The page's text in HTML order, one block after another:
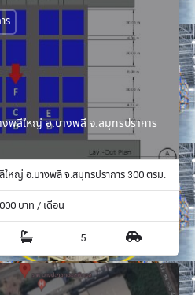
งพลีใหญ่ อ.บางพลี จ.สมุทรปราการ
ร
ใหญ่ อ.บางพลี จ.สมุทรปราการ 300 ตรม.
บาท / เดือน
5